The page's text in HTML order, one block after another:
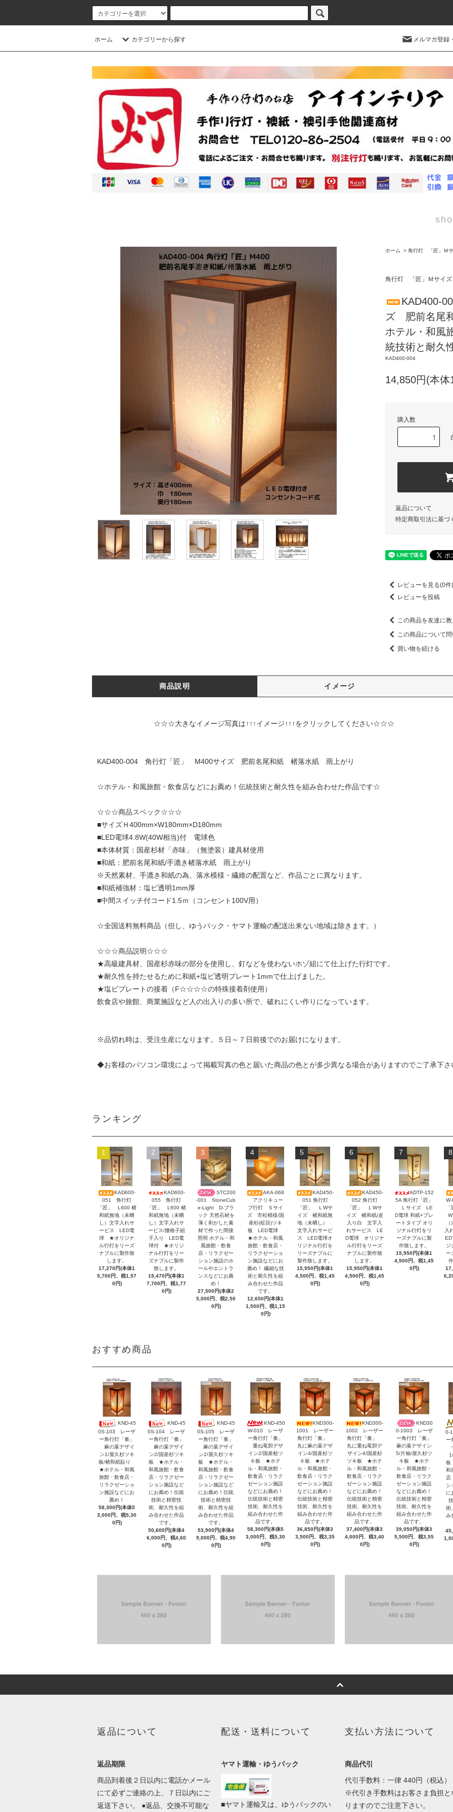
ホーム カテゴリーから探す メルマガ登録
ホーム > 角行灯 「匠」Ｍ
角行灯 「匠」Ｍサイズ
KAD400-
ズ 肥前名
ホテル・和風
統技術と耐久
KAD400-004
14,850円(本
購入数
返品について
特定商取引法に基づ
レビューを見る(0件)
レビューを投稿
この商品を友達に
この商品について
買い物を続ける
商品説明 イメージ
☆☆☆大きなイメージ写真は↑↑↑イメージ↑↑↑をクリックしてください☆☆☆
KAD400-004 角行灯「匠」 M400サイズ 肥前名尾和紙 楮落水紙 雨上がり
☆ホテル・和風旅館・飲食店などにお薦め！伝統技術と耐久性を組み合わせた作品です☆
☆☆☆商品スペック☆☆☆
■サイズＨ400mm×W180mm×D180mm
■LED電球4.8W(40W相当)付 電球色
■本体材質：国産杉材「赤味」（無塗装）建具材使用
■和紙：肥前名尾和紙/手漉き楮落水紙 雨上がり
※天然素材、手漉き和紙の為、落水模様・繊維の配置など、作品ごとに異なります。
■和紙補強材：塩ビ透明1mm厚
■中間スイッチ付コード1.5ｍ（コンセント100V用）
☆全国送料無料商品（但し、ゆうパック・ヤマト運輸の配送出来ない地域は除きます。）
☆☆☆商品説明☆☆☆
★高級建具材、国産杉赤味の部分を使用し、釘などを使わないホゾ組にて仕上げた行灯です。
★耐久性を持たせるために和紙+塩ビ透明プレート1mmで仕上げました。
★塩ビプレートの接着（F☆☆☆☆の特殊接着剤使用）
飲食店や旅館、商業施設など人の出入りの多い所で、破れにくい作りになっています。
※品切れ時は、受注生産になります。５日～７日前後でのお届けになります。
◆お客様のパソコン環境によって掲載写真の色と届いた商品の色とが多少異なる場合がありますのでご了承下さ
ランキング
1
KAD600-
051 角行灯
「匠」 L600 楮
和紙無地（未晒
し）文字入れサ
ービス LED電
球 ★オリジナ
ル行灯をリーズ
ナブルに製作致
します。
17,270円(本体1
5,700円、税1,57
0円)
2
KAD600-
055 角行灯
「匠」 L600 楮
和紙無地（未晒
し）文字入れサ
ービス/腰格子組
子入り LED電
球付 ★オリジ
ナル行灯をリー
ズナブルに製作
致します。
19,470円(本体1
7,700円、税1,77
0円)
3
STC200
-001 StoneCub
e-Light D-ブラ
ック 天然石材を
薄く剥がした素
材で作った間接
照明 ホテル・和
風旅館・飲食
店・リラクゼー
ション施設のホ
ールやエントラ
ンスなどにお薦
め！
27,500円(本体2
5,000円、税2,50
0円)
4
AKA-068
アクリキュー
ブ行灯 Ｓサイ
ズ 市松模様/国
産杉(柾目)ツキ
板 LED電球
★ホテル・和風
旅館・飲食店・
リラクゼーショ
ン施設などにお
薦め！ 繊細な技
術と耐久性を組
み合わせた作品
です。
12,650円(本体1
1,500円、税1,15
0円)
5
KAD450-
051 角行灯
「匠」 ＬWサ
イズ 楮和紙無
地（未晒し）
文字入れサービ
ス LED電球オ
リジナル行灯を
リーズナブルに
製作致します。
15,950円(本体1
4,500円、税1,45
0円)
6
KAD450-
052 角行灯
「匠」 ＬWサ
イズ 楮和紙/皮
入り白 文字入
れサービス LE
D電球 オリジナ
ル行灯をリーズ
ナブルに製作致
します。
15,950円(本体1
4,500円、税1,45
0円)
7
ADTP-152
5A 角行灯「匠」
Ｌサイズ LE
D電球 和紙+プレ
ートタイプ オリ
ジナル行灯をリ
ーズナブルに製
作致します。
15,950円(本体1
4,500円、税1,45
0円)
8
入
ジ
ー
おすすめ商品
KND-45
0S-103 レーザ
ー角行灯「奏」
麻の葉デザイ
ン1/屋久杉ツキ
板/楮和紙貼り
★ホテル・和風
旅館・飲食店・
リラクゼーショ
ン施設などにお
薦め！
58,300円(本体5
3,000円、税5,30
0円)
KND-45
0S-104 レーザ
ー角行灯「奏」
麻の葉デザイ
ン2/国産杉ツキ
板 ★ホテル・
和風旅館・飲食
店・リラクゼー
ション施設など
にお薦め！伝統
技術と精密技
術、耐久性を組
み合わせた作品
です。
50,600円(本体4
6,000円、税4,60
0円)
KND-45
0S-105 レーザ
ー角行灯「奏」
麻の葉デザイ
ン2/屋久杉ツキ
板 ★ホテル・
和風旅館・飲食
店・リラクゼー
ション施設など
にお薦め！伝統
技術と精密技
術、耐久性を組
み合わせた作品
です。
53,900円(本体4
9,000円、税4,90
0円)
KND-450
W-010 レーザ
ー角行灯「奏」
重ね竜胆デザ
イン2/国産桧ツ
キ板 ★ホテ
ル・和風旅館・
飲食店・リラク
ゼーション施設
などにお薦め！
伝統技術と精密
技術、耐久性を
組み合わせた作
品です。
58,300円(本体5
3,000円、税5,30
0円)
KND300-
1001 レーザー
角行灯「奏」
丸に麻の葉デザ
イン4/国産杉ツ
キ板 ★ホテ
ル・和風旅館・
飲食店・リラク
ゼーション施設
などにお薦め！
伝統技術と精密
技術、耐久性を
組み合わせた作
品です。
36,850円(本体3
3,500円、税3,35
0円)
KND300-
1002 レーザー
角行灯「奏」
丸に重ね竜胆デ
ザイン4/国産杉
ツキ板 ★ホテ
ル・和風旅館・
飲食店・リラク
ゼーション施設
などにお薦め！
伝統技術と精密
技術、耐久性を
組み合わせた作
品です。
37,400円(本体3
4,000円、税3,40
0円)
KND30
0-1003 レーザ
ー角行灯「奏」
麻の葉デザイン
5/片袖/屋久杉ツ
キ板 ★ホテ
ル・和風旅館・
飲食店・リラク
ゼーション施設
などにお薦め！
伝統技術と精密
技術、耐久性を
組み合わせた作
品です。
39,050円(本体3
5,500円、税3,55
0円)
0-
ー
板
和
店
シ
に
術
み
返品について
返品期限
商品到着後２日以内に電話かメール
にて必ずご連絡の上、７日以内にご
返送下さい。 ●返品、交換不可能な
配送・送料について
ヤマト運輸・ゆうパック
■ヤマト運輸又は、ゆうパックのい
支払い方法について
商品代引
代引手数料：一律 440円（税込）
※代引き手数料はお客さま負担と
りますのでご注意下さい。